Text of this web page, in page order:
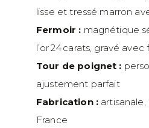
lisse et tressé marron
Fermoir : magnétique
l’or 24 carats, gravé avec
Tour de poignet :
ajustement parfait
Fabrication :artisanale,
France